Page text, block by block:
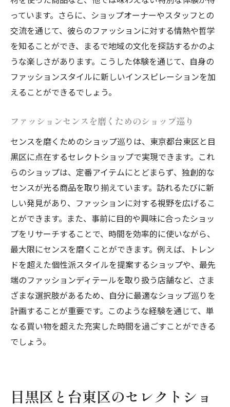
っています。さらに、ショップオーナーやスタッフとの
交流を通じて、彼らのファッションに対する情熱や哲学
を知ることができ、まるで地域の文化を探訪するかのよ
うな楽しさがあります。こうした体験を通じて、自身の
ファッションスタイルに新しいインスピレーションを加
えることができるでしょう。
ファッションセンスを磨くためのショップ巡り
センスを磨くためのショップ巡りは、東京都台東区と目
黒区に点在するセレクトショップで実現できます。これ
らのショップは、定番アイテムにとどまらず、独創的な
センスが光る商品を取り揃えています。訪れるたびに新
しい発見があり、ファッションに対する視野を広げるこ
とができます。また、事前に目的や興味に合ったショッ
プをリサーチすることで、時間を効率的に使いながら、
最大限にセンスを磨くことができます。例えば、トレン
ドを超えた個性派スタイルを提案するショップや、最先
端のファッションディテールを取り扱う店舗など、さま
ざまな選択肢があるため、自分に最適なショップ巡りを
計画することが重要です。このような経験を通じて、単
なる買い物を超えた充実した時間を過ごすことができる
でしょう。
目黒区と台東区のセレクトショ